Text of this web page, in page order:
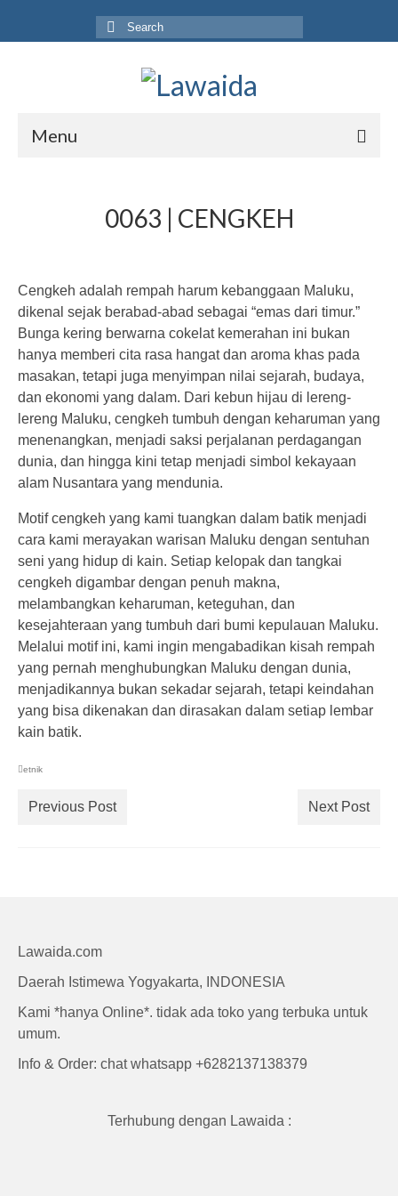
Search
for:
Menu
Galeri
Jurnal
Tentang
Craft
0063 | CENGKEH
Cengkeh adalah rempah harum kebanggaan Maluku,
dikenal sejak berabad-abad sebagai “emas dari timur.”
Bunga kering berwarna cokelat kemerahan ini bukan
hanya memberi cita rasa hangat dan aroma khas pada
masakan, tetapi juga menyimpan nilai sejarah, budaya,
dan ekonomi yang dalam. Dari kebun hijau di lereng-
lereng Maluku, cengkeh tumbuh dengan keharuman yang
menenangkan, menjadi saksi perjalanan perdagangan
dunia, dan hingga kini tetap menjadi simbol kekayaan
alam Nusantara yang mendunia.
Motif cengkeh yang kami tuangkan dalam batik menjadi
cara kami merayakan warisan Maluku dengan sentuhan
seni yang hidup di kain. Setiap kelopak dan tangkai
cengkeh digambar dengan penuh makna,
melambangkan keharuman, keteguhan, dan
kesejahteraan yang tumbuh dari bumi kepulauan Maluku.
Melalui motif ini, kami ingin mengabadikan kisah rempah
yang pernah menghubungkan Maluku dengan dunia,
menjadikannya bukan sekadar sejarah, tetapi keindahan
yang bisa dikenakan dan dirasakan dalam setiap lembar
kain batik.
etnik
Previous Post Next Post
Lawaida.com
Daerah Istimewa Yogyakarta, INDONESIA
Kami *hanya Online*. tidak ada toko yang terbuka untuk
umum.
Info & Order: chat whatsapp +6282137138379
Terhubung dengan Lawaida :